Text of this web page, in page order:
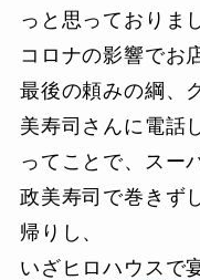
っと思っておりま
コロナの影響でお
最後の頼みの綱、
美寿司さんに電話
ってことで、スー
政美寿司で巻きず
帰りし、
いざヒロハウスで